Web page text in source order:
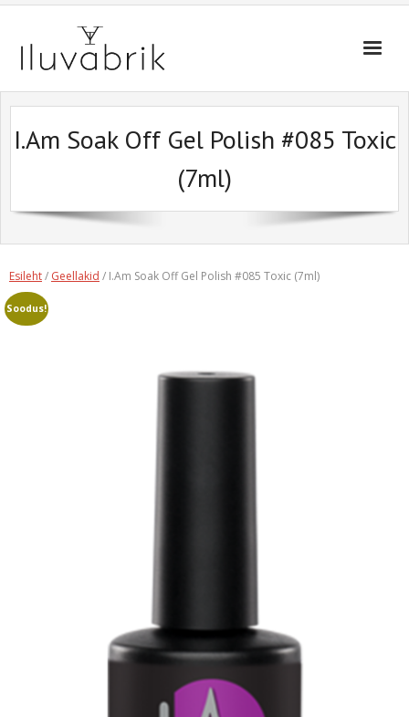
Skip
content
I.Am Soak Off Gel Polish #085 Toxic
(7ml)
Esileht/ Geellakid / I.Am Soak Off Gel Polish #085 Toxic (7ml)
Soodus!